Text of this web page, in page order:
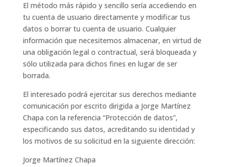
El método más rápido y sencillo sería accediendo en
tu cuenta de usuario directamente y modificar tus
datos o borrar tu cuenta de usuario. Cualquier
información que necesitemos almacenar, en virtud de
una obligación legal o contractual, será bloqueada y
sólo utilizada para dichos fines en lugar de ser
borrada.
El interesado podrá ejercitar sus derechos mediante
comunicación por escrito dirigida a Jorge Martínez
Chapa con la referencia “Protección de datos”,
especificando sus datos, acreditando su identidad y
los motivos de su solicitud en la siguiente dirección:
Jorge Martínez Chapa